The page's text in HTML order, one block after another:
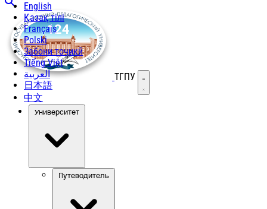
English
Қазақ тілі
Français
Polski
Забони тоҷикӣ
Tiếng Việt
العربية
日本語
中文
ТГПУ Открыть меню
Университет
Путеводитель